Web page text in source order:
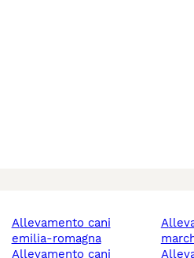
allevamento cani
emilia-romagna
allevamento cani
allevamento cani
allevamenti cani